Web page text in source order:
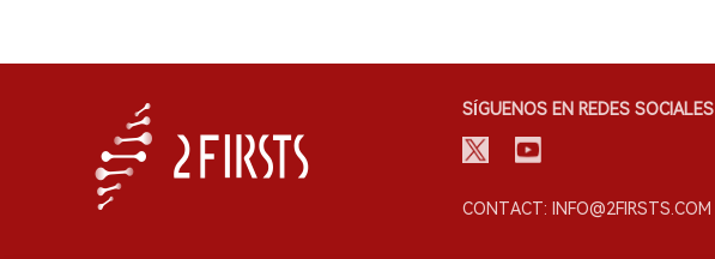
SÍGUENOS EN REDES SOCIALES
CONTACT: INFO@2FIRSTS.COM